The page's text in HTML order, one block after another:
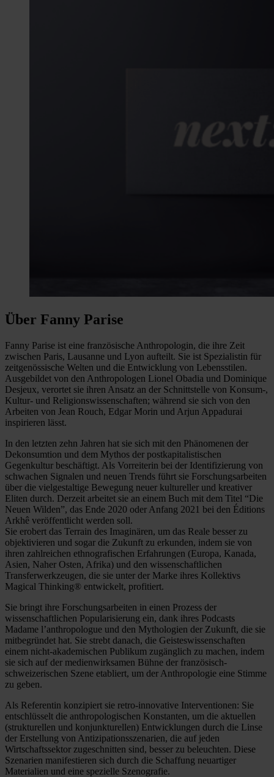
Über Fanny Parise
Fanny Parise ist eine französische Anthropologin, die ihre Zeit
zwischen Paris, Lausanne und Lyon aufteilt. Sie ist Spezialistin für
zeitgenössische Welten und die Entwicklung von Lebensstilen.
Ausgebildet von den Anthropologen Lionel Obadia und Dominique
Desjeux, verortet sie ihren Ansatz an der Schnittstelle von Konsum-,
Kultur- und Religionswissenschaften; während sie sich von den
Arbeiten von Jean Rouch, Edgar Morin und Arjun Appadurai
inspirieren lässt.
In den letzten zehn Jahren hat sie sich mit den Phänomenen der
Dekonsumtion und dem Mythos der postkapitalistischen
Gegenkultur beschäftigt. Als Vorreiterin bei der Identifizierung von
schwachen Signalen und neuen Trends führt sie Forschungsarbeiten
über die vielgestaltige Bewegung neuer kultureller und kreativer
Eliten durch. Derzeit arbeitet sie an einem Buch mit dem Titel “Die
Neuen Wilden”, das Ende 2020 oder Anfang 2021 bei den Éditions
Arkhê veröffentlicht werden soll.
Sie erobert das Terrain des Imaginären, um das Reale besser zu
objektivieren und sogar die Zukunft zu erkunden, indem sie von
ihren zahlreichen ethnografischen Erfahrungen (Europa, Kanada,
Asien, Naher Osten, Afrika) und den wissenschaftlichen
Transferwerkzeugen, die sie unter der Marke ihres Kollektivs
Magical Thinking® entwickelt, profitiert.
Sie bringt ihre Forschungsarbeiten in einen Prozess der
wissenschaftlichen Popularisierung ein, dank ihres Podcasts
Madame l’anthropologue und den Mythologien der Zukunft, die sie
mitbegründet hat. Sie strebt danach, die Geisteswissenschaften
einem nicht-akademischen Publikum zugänglich zu machen, indem
sie sich auf der medienwirksamen Bühne der französisch-
schweizerischen Szene etabliert, um der Anthropologie eine Stimme
zu geben.
Als Referentin konzipiert sie retro-innovative Interventionen: Sie
entschlüsselt die anthropologischen Konstanten, um die aktuellen
(strukturellen und konjunkturellen) Entwicklungen durch die Linse
der Erstellung von Antizipationsszenarien, die auf jeden
Wirtschaftssektor zugeschnitten sind, besser zu beleuchten. Diese
Szenarien manifestieren sich durch die Schaffung neuartiger
Materialien und eine spezielle Szenografie.